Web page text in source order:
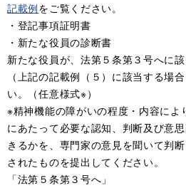
記載例をご覧ください。
・登記事項証明書
・新たな役員の診断書
新たな役員が、法第５条第３号へに
（上記の記載例（５）に該当する場
い。（任意様式※）
※精神機能の障がいの程度・内容によ
にあたって必要な認知、判断及び意
きるかを、専門家の意見を聞いて判
されたものを提出してください。
「法第５条第３号へ」